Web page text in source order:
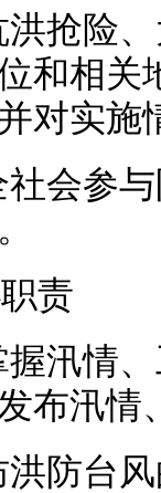
险、
和相关
对实施
参与
责
情、
布汛情
台风